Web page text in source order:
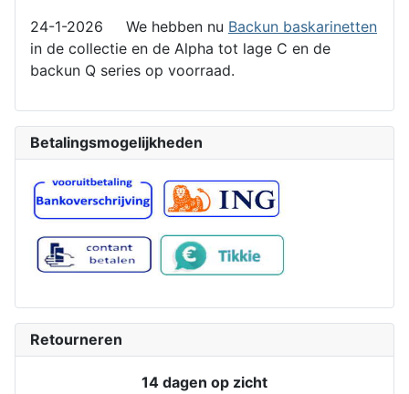
24-1-2026 We hebben nu Backun baskarinetten
in de collectie en de Alpha tot lage C en de
backun Q series op voorraad.
Betalingsmogelijkheden
Retourneren
14 dagen op zicht